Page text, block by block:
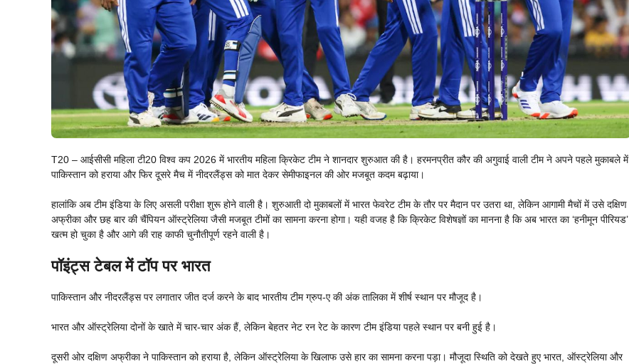
T20 – आईसीसी महिला टी20 विश्व कप 2026 में भारतीय महिला क्रिकेट टीम ने शानदार शुरुआत की है। हरमनप्रीत कौर की अगुवाई वाली टीम ने अपने पहले मुकाबले में
पाकिस्तान को हराया और फिर दूसरे मैच में नीदरलैंड्स को मात देकर सेमीफाइनल की ओर मजबूत कदम बढ़ाया।
हालांकि अब टीम इंडिया के लिए असली परीक्षा शुरू होने वाली है। शुरुआती दो मुकाबलों में भारत फेवरेट टीम के तौर पर मैदान पर उतरा था, लेकिन आगामी मैचों में उसे दक्षिण
अफ्रीका और छह बार की चैंपियन ऑस्ट्रेलिया जैसी मजबूत टीमों का सामना करना होगा। यही वजह है कि क्रिकेट विशेषज्ञों का मानना है कि अब भारत का ‘हनीमून पीरियड’
खत्म हो चुका है और आगे की राह काफी चुनौतीपूर्ण रहने वाली है।
पॉइंट्स टेबल में टॉप पर भारत
पाकिस्तान और नीदरलैंड्स पर लगातार जीत दर्ज करने के बाद भारतीय टीम ग्रुप-ए की अंक तालिका में शीर्ष स्थान पर मौजूद है।
भारत और ऑस्ट्रेलिया दोनों के खाते में चार-चार अंक हैं, लेकिन बेहतर नेट रन रेट के कारण टीम इंडिया पहले स्थान पर बनी हुई है।
दूसरी ओर दक्षिण अफ्रीका ने पाकिस्तान को हराया है, लेकिन ऑस्ट्रेलिया के खिलाफ उसे हार का सामना करना पड़ा। मौजूदा स्थिति को देखते हुए भारत, ऑस्ट्रेलिया और